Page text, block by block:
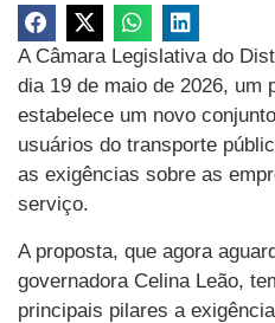
A Câmara Legislativa do
dia 19 de maio de 2026, um
estabelece um novo
usuários do transporte
as exigências sobre as
serviço.
A proposta, que agora
governadora Celina Leão,
principais pilares a